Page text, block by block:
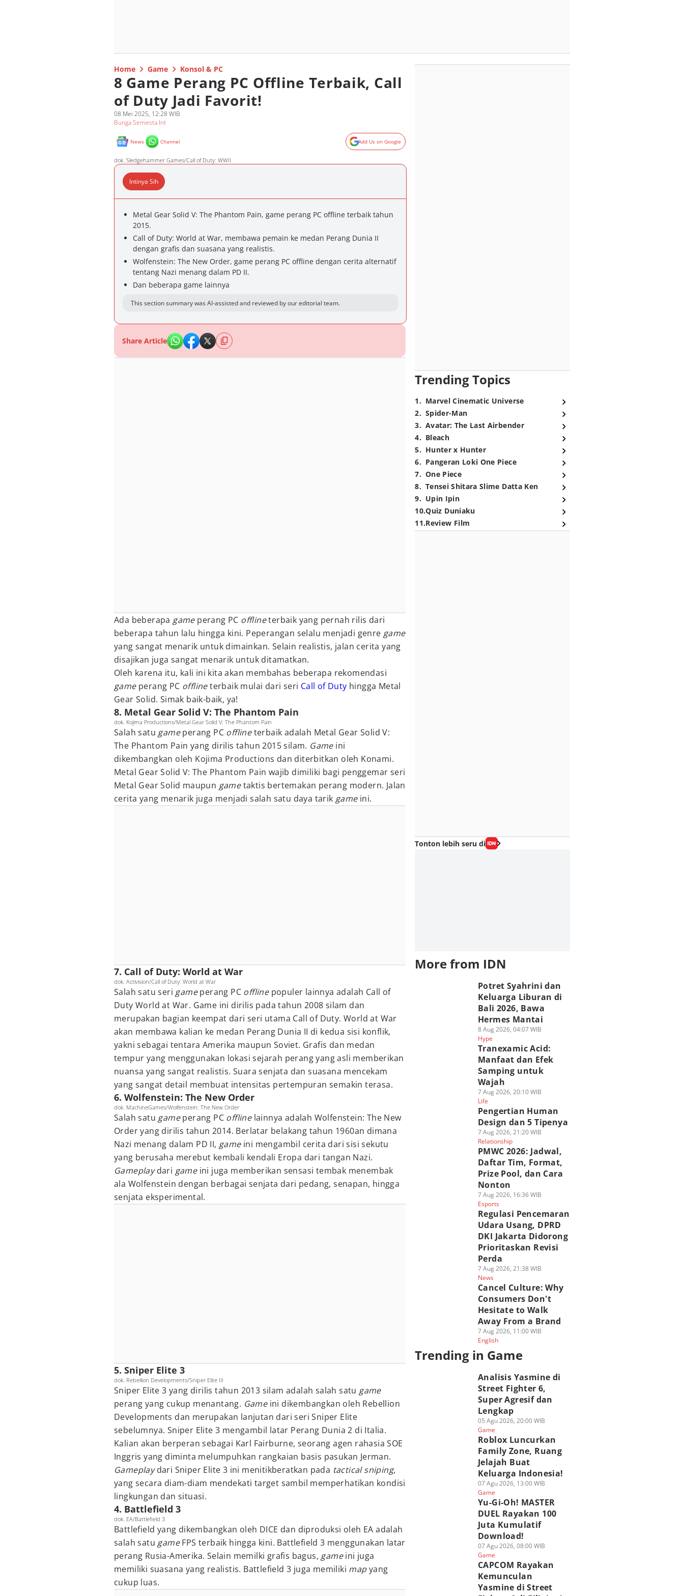
Home Game Konsol & PC
8 Game Perang PC Offline Terbaik, Call
of Duty Jadi Favorit!
08 Mei 2025, 12:28 WIB
Bunga Semesta Int
News Channel Add Us on Google
dok. Sledgehammer Games/Call of Duty: WWII
Intinya Sih
Metal Gear Solid V: The Phantom Pain, game perang PC offline terbaik tahun
2015.
Call of Duty: World at War, membawa pemain ke medan Perang Dunia II
dengan grafis dan suasana yang realistis.
Wolfenstein: The New Order, game perang PC offline dengan cerita alternatif
tentang Nazi menang dalam PD II.
Dan beberapa game lainnya
This section summary was AI-assisted and reviewed by our editorial team.
Share Article
Ada beberapa gameperang PC offlineterbaik yang pernah rilis dari
beberapa tahun lalu hingga kini. Peperangan selalu menjadi genre game
yang sangat menarik untuk dimainkan. Selain realistis, jalan cerita yang
disajikan juga sangat menarik untuk ditamatkan.
Oleh karena itu, kali ini kita akan membahas beberapa rekomendasi
gameperang PC offlineterbaik mulai dari seri Call of Duty hingga Metal
Gear Solid. Simak baik-baik, ya!
8. Metal Gear Solid V: The Phantom Pain
dok. Kojima Productions/Metal Gear Solid V: The Phantom Pain
Salah satu gameperang PC offlineterbaik adalah Metal Gear Solid V:
The Phantom Pain yang dirilis tahun 2015 silam. Gameini
dikembangkan oleh Kojima Productions dan diterbitkan oleh Konami.
Metal Gear Solid V: The Phantom Pain wajib dimiliki bagi penggemar seri
Metal Gear Solid maupun gametaktis bertemakan perang modern. Jalan
cerita yang menarik juga menjadi salah satu daya tarik gameini.
7. Call of Duty: World at War
dok. Activision/Call of Duty: World at War
Salah satu seri gameperang PC offlinepopuler lainnya adalah Call of
Duty World at War. Game ini dirilis pada tahun 2008 silam dan
merupakan bagian keempat dari seri utama Call of Duty. World at War
akan membawa kalian ke medan Perang Dunia II di kedua sisi konflik,
yakni sebagai tentara Amerika maupun Soviet. Grafis dan medan
tempur yang menggunakan lokasi sejarah perang yang asli memberikan
nuansa yang sangat realistis. Suara senjata dan suasana mencekam
yang sangat detail membuat intensitas pertempuran semakin terasa.
6. Wolfenstein: The New Order
dok. MachineGames/Wolfenstein: The New Order
Salah satu gameperang PC offlinelainnya adalah Wolfenstein: The New
Order yang dirilis tahun 2014. Berlatar belakang tahun 1960an dimana
Nazi menang dalam PD II, gameini mengambil cerita dari sisi sekutu
yang berusaha merebut kembali kendali Eropa dari tangan Nazi.
Gameplaydari gameini juga memberikan sensasi tembak menembak
ala Wolfenstein dengan berbagai senjata dari pedang, senapan, hingga
senjata eksperimental.
5. Sniper Elite 3
dok. Rebellion Developments/Sniper Elite III
Sniper Elite 3 yang dirilis tahun 2013 silam adalah salah satu game
perang yang cukup menantang. Gameini dikembangkan oleh Rebellion
Developments dan merupakan lanjutan dari seri Sniper Elite
sebelumnya. Sniper Elite 3 mengambil latar Perang Dunia 2 di Italia.
Kalian akan berperan sebagai Karl Fairburne, seorang agen rahasia SOE
Inggris yang diminta melumpuhkan rangkaian basis pasukan Jerman.
Gameplaydari Sniper Elite 3 ini menitikberatkan pada tactical sniping,
yang secara diam-diam mendekati target sambil memperhatikan kondisi
lingkungan dan situasi.
4. Battlefield 3
dok. EA/Battlefield 3
Battlefield yang dikembangkan oleh DICE dan diproduksi oleh EA adalah
salah satu gameFPS terbaik hingga kini. Battlefield 3 menggunakan latar
perang Rusia-Amerika. Selain memilki grafis bagus, gameini juga
memiliki suasana yang realistis. Battlefield 3 juga memiliki mapyang
cukup luas.
Trending Topics
1. Marvel Cinematic Universe
2. Spider-Man
3. Avatar: The Last Airbender
4. Bleach
5. Hunter x Hunter
6. Pangeran Loki One Piece
7. One Piece
8. Tensei Shitara Slime Datta Ken
9. Upin Ipin
10.Quiz Duniaku
11.Review Film
Tonton lebih seru di
More from IDN
Potret Syahrini dan
Keluarga Liburan di
Bali 2026, Bawa
Hermes Mantai
8 Aug 2026, 04:07 WIB
Hype
Tranexamic Acid:
Manfaat dan Efek
Samping untuk
Wajah
7 Aug 2026, 20:10 WIB
Life
Pengertian Human
Design dan 5 Tipenya
7 Aug 2026, 21:20 WIB
Relationship
PMWC 2026: Jadwal,
Daftar Tim, Format,
Prize Pool, dan Cara
Nonton
7 Aug 2026, 16:36 WIB
Esports
Regulasi Pencemaran
Udara Usang, DPRD
DKI Jakarta Didorong
Prioritaskan Revisi
Perda
7 Aug 2026, 21:38 WIB
News
Cancel Culture: Why
Consumers Don't
Hesitate to Walk
Away From a Brand
7 Aug 2026, 11:00 WIB
English
Trending in Game
Analisis Yasmine di
Street Fighter 6,
Super Agresif dan
Lengkap
05 Agu 2026, 20:00 WIB
Game
Roblox Luncurkan
Family Zone, Ruang
Jelajah Buat
Keluarga Indonesia!
07 Agu 2026, 13:00 WIB
Game
Yu-Gi-Oh! MASTER
DUEL Rayakan 100
Juta Kumulatif
Download!
07 Agu 2026, 08:00 WIB
Game
CAPCOM Rayakan
Kemunculan
Yasmine di Street